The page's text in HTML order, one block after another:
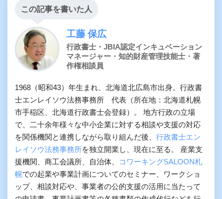
この記事を書いた人
工藤 保広
行政書士・JBIA認定インキュベーション
マネージャー・知的財産管理技能士・著
作権相談員
1968（昭和43）年生まれ、北海道北広島市出身。行政書
士エンレイソウ法務事務所 代表（所在地：北海道札幌
市手稲区、北海道行政書士会登録）。 地方行政の立場
で、二十余年様々な中小企業に対する相談や支援の対応
を関係機関と連携しながら取り組んだ後、 行政書士エン
レイソウ法務事務所を独立開業し、現在に至る。 産業支
援機関、商工会議所、自治体、
コワーキングSALOON札
幌での起業や事業計画についてのセミナー、ワークショ
ップ、相談対応や、事業者の公的支援の活用に当たって